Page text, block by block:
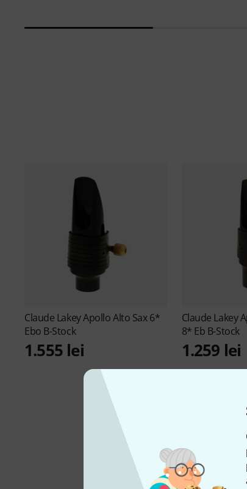
Claude LakeyApollo Alto Sax 6*
Ebo B-Stock
1.555 lei
Claude Lakey
8* Eb B-Stock
1.259 lei